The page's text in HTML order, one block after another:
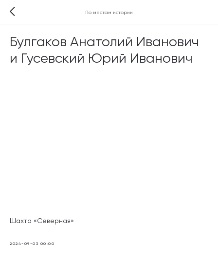
По местам истории
Булгаков Анатолий Иванович
и Гусевский Юрий Иванович
Шахта «Северная»
2024-09-03 00:00